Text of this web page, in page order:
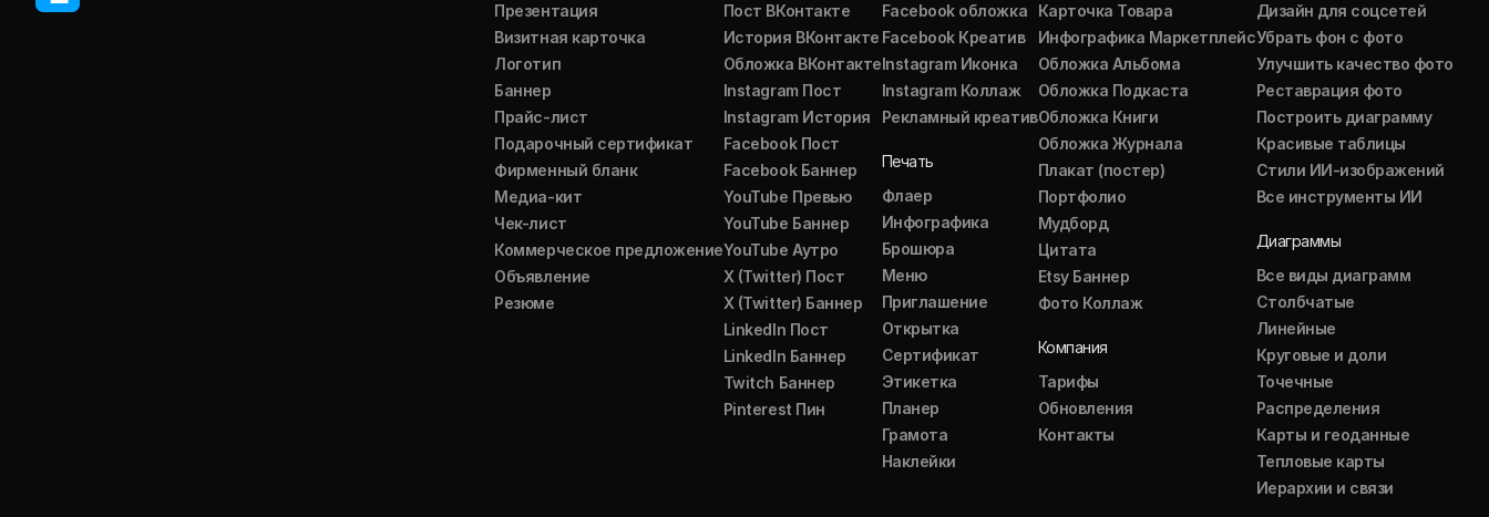
Презентация
Визитная карточка
Логотип
Баннер
Прайс-лист
Подарочный сертификат
Фирменный бланк
Медиа-кит
Чек-лист
Коммерческое предложение
Объявление
Резюме
Пост ВКонтакте
История ВКонтакте
Обложка ВКонтакте
Instagram Пост
Instagram История
Facebook Пост
Facebook Баннер
YouTube Превью
YouTube Баннер
YouTube Аутро
X (Twitter) Пост
X (Twitter) Баннер
LinkedIn Пост
LinkedIn Баннер
Twitch Баннер
Pinterest Пин
Facebook обложка
Facebook Креатив
Instagram Иконка
Instagram Коллаж
Рекламный креатив
Печать
Флаер
Инфографика
Брошюра
Меню
Приглашение
Открытка
Сертификат
Этикетка
Планер
Грамота
Наклейки
Карточка Товара
Инфографика Маркетплейс
Обложка Альбома
Обложка Подкаста
Обложка Книги
Обложка Журнала
Плакат (постер)
Портфолио
Мудборд
Цитата
Etsy Баннер
Фото Коллаж
Компания
Тарифы
Обновления
Контакты
Дизайн для соцсетей
Убрать фон с фото
Улучшить качество фото
Реставрация фото
Построить диаграмму
Красивые таблицы
Стили ИИ-изображений
Все инструменты ИИ
Диаграммы
Все виды диаграмм
Столбчатые
Линейные
Круговые и доли
Точечные
Распределения
Карты и геоданные
Тепловые карты
Иерархии и связи